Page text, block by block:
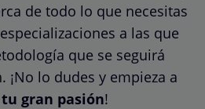
de todo lo que necesitas
a las que
que se seguirá
lo dudes y empieza a
gran pasión!